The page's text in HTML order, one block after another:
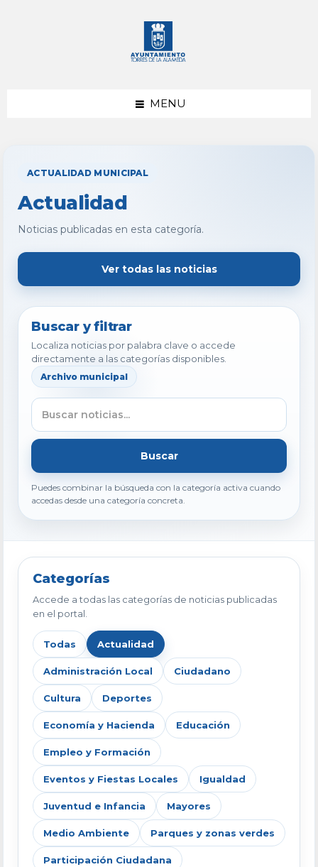
MENU
ACTUALIDAD MUNICIPAL
Actualidad
Noticias publicadas en esta categoría.
Ver todas las noticias
Buscar y filtrar
Localiza noticias por palabra clave o accede
directamente a las categorías disponibles.
Archivo municipal
Buscar
Puedes combinar la búsqueda con la categoría activa cuando
accedas desde una categoría concreta.
Categorías
Accede a todas las categorías de noticias publicadas
en el portal.
Todas Actualidad
Administración Local Ciudadano
Cultura Deportes
Economía y Hacienda Educación
Empleo y Formación
Eventos y Fiestas Locales Igualdad
Juventud e Infancia Mayores
Medio Ambiente Parques y zonas verdes
Participación Ciudadana